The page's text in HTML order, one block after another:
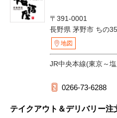
〒391-0001
長野県 茅野市 ちの
地図
JR中央本線(東京～
0266-73-6288
テイクアウト＆デリバリー注